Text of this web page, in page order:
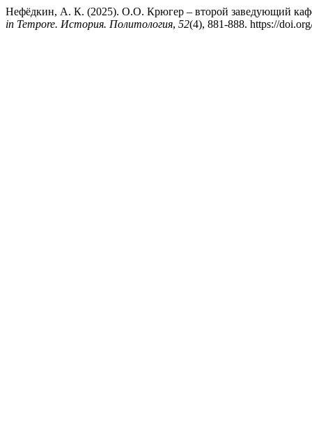
Нефёдкин, А. К. (2025). О.О. Крюгер – второй заведующий
in Tempore. История. Политология, 52(4), 881-888. https://